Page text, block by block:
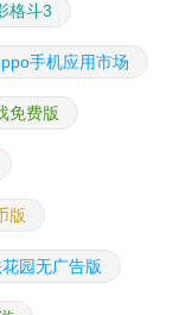
格斗3
手机应用市场
免费版
版
园无广告版